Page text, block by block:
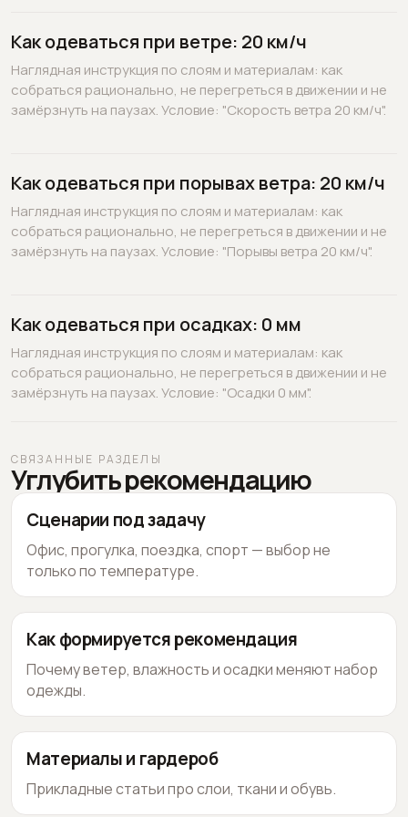
Как одеваться при ветре: 20 км/ч
Наглядная инструкция по слоям и материалам: как
собраться рационально, не перегреться в движении и не
замёрзнуть на паузах. Условие: "Скорость ветра 20 км/ч".
Как одеваться при порывах ветра: 20 км/ч
Наглядная инструкция по слоям и материалам: как
собраться рационально, не перегреться в движении и не
замёрзнуть на паузах. Условие: "Порывы ветра 20 км/ч".
Как одеваться при осадках: 0 мм
Наглядная инструкция по слоям и материалам: как
собраться рационально, не перегреться в движении и не
замёрзнуть на паузах. Условие: "Осадки 0 мм".
СВЯЗАННЫЕ РАЗДЕЛЫ
Углубить рекомендацию
Сценарии под задачу
Офис, прогулка, поездка, спорт — выбор не
только по температуре.
Как формируется рекомендация
Почему ветер, влажность и осадки меняют набор
одежды.
Материалы и гардероб
Прикладные статьи про слои, ткани и обувь.